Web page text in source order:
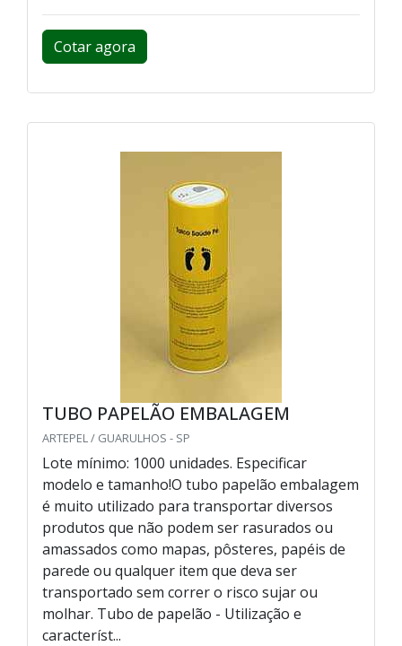
Cotar agora
TUBO PAPELÃO EMBALAGEM
ARTEPEL / GUARULHOS - SP
Lote mínimo: 1000 unidades. Especificar
modelo e tamanho!O tubo papelão embalagem
é muito utilizado para transportar diversos
produtos que não podem ser rasurados ou
amassados como mapas, pôsteres, papéis de
parede ou qualquer item que deva ser
transportado sem correr o risco sujar ou
molhar. Tubo de papelão - Utilização e
característ...